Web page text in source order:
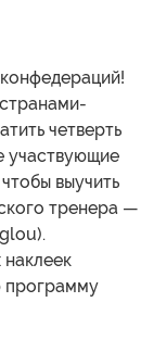
четверть
участвующие
выучить
тренера —
программу